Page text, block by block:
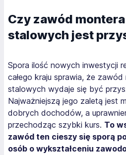
Czy zawód
stalowych jest
Spora ilość nowych inwestycji
całego kraju sprawia, że
stalowych wydaje się być
Najważniejszą jego zaletą jest
dobrych dochodów, a
przechodząc szybki kurs. To
zawód ten cieszy się sporą
osób o wykształceniu